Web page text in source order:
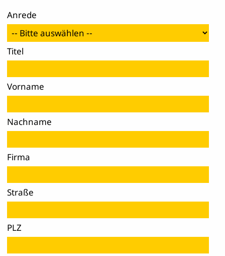
Anrede
Titel
Vorname
Nachname
Firma
Straße
PLZ